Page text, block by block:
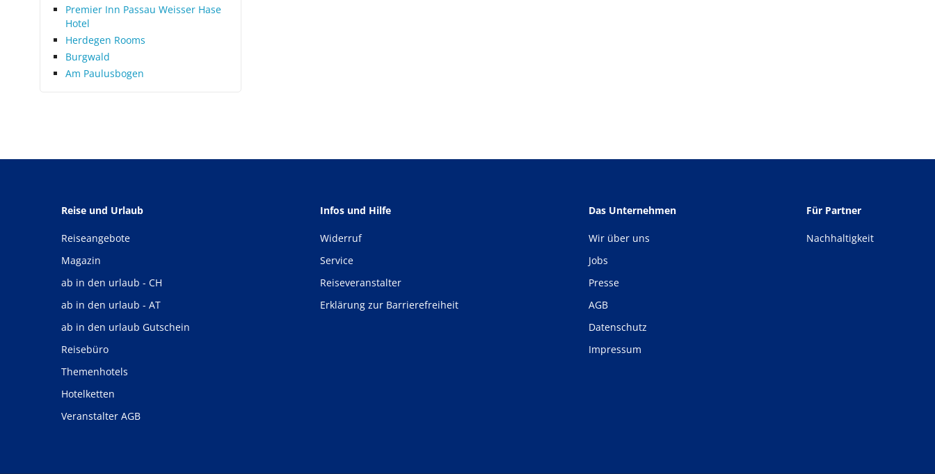
Premier Inn Passau Weisser Hase
Hotel
Herdegen Rooms
Burgwald
Am Paulusbogen
Reise und Urlaub
Reiseangebote
Magazin
ab in den urlaub - CH
ab in den urlaub - AT
ab in den urlaub Gutschein
Reisebüro
Themenhotels
Hotelketten
Veranstalter AGB
Infos und Hilfe
Widerruf
Service
Reiseveranstalter
Erklärung zur Barrierefreiheit
Das Unternehmen
Wir über uns
Jobs
Presse
AGB
Datenschutz
Impressum
Für Partner
Nachhaltigkeit